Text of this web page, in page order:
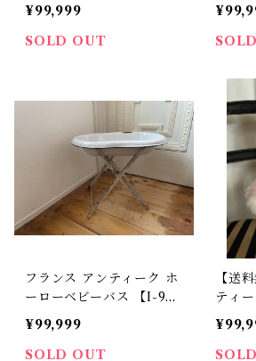
ランススタイル 古物【7
93】【フランスバイヤー
¥99,999
SOLD OUT
るみ
3】【
フランス アンティーク ホ
ーローベビーバス 【I-9
6】
¥99,999
SOLD OUT
【送
ティ
ンク
み ビ
【フラ